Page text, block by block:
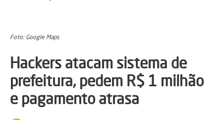
Foto: Google Maps
Hackers atacam sistema de
prefeitura, pedem R$ 1 milhão
e pagamento atrasa